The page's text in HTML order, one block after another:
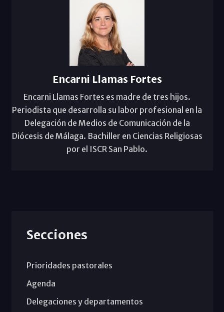
Encarni Llamas Fortes
Encarni Llamas Fortes es madre de tres hijos.
Periodista que desarrolla su labor profesional en la
Delegación de Medios de Comunicación de la
Diócesis de Málaga. Bachiller en Ciencias Religiosas
por el ISCR San Pablo.
Secciones
Prioridades pastorales
Agenda
Delegaciones y departamentos